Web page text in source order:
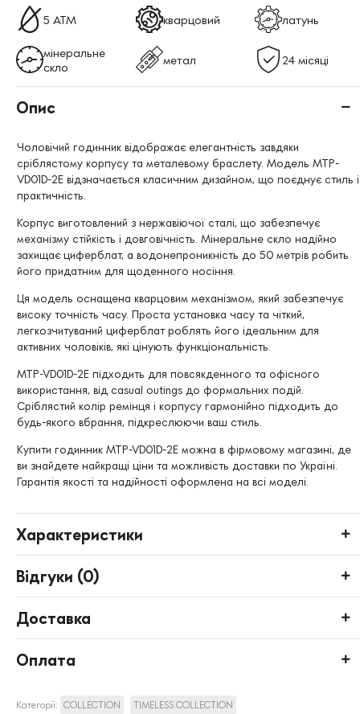
5 ATM кварцовий латунь
мінеральне
скло
метал 24 місяці
Опис
Чоловічий годинник відображає елегантність завдяки
сріблястому корпусу та металевому браслету. Модель MTP-
VD01D-2E відзначається класичним дизайном, що поєднує стиль і
практичність.
Корпус виготовлений з нержавіючої сталі, що забезпечує
механізму стійкість і довговічність. Мінеральне скло надійно
захищає циферблат, а водонепроникність до 50 метрів робить
його придатним для щоденного носіння.
Ця модель оснащена кварцовим механізмом, який забезпечує
високу точність часу. Проста установка часу та чіткий,
легкозчитуваний циферблат роблять його ідеальним для
активних чоловіків, які цінують функціональність.
MTP-VD01D-2E підходить для повсякденного та офісного
використання, від casual outings до формальних подій.
Сріблястий колір ремінця і корпусу гармонійно підходить до
будь-якого вбрання, підкреслюючи ваш стиль.
Купити годинник MTP-VD01D-2E можна в фірмовому магазині, де
ви знайдете найкращі ціни та можливість доставки по Україні.
Гарантія якості та надійності оформлена на всі моделі.
Характеристики
Відгуки (0)
Доставка
Оплата
Категорії: COLLECTION TIMELESS COLLECTION